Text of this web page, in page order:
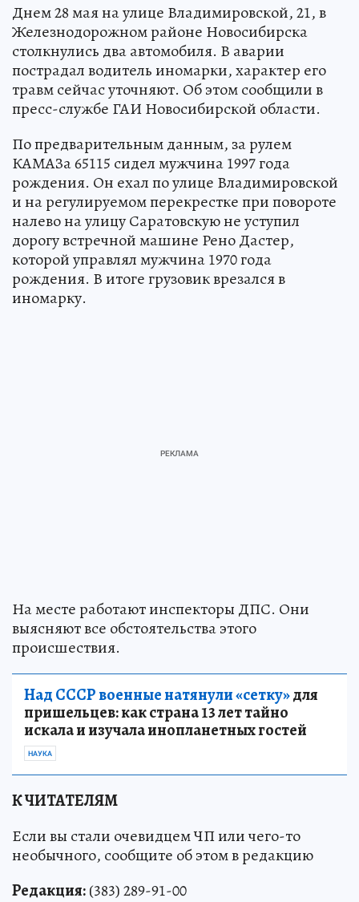
Днем 28 мая на улице Владимировской, 21, в
Железнодорожном районе Новосибирска
столкнулись два автомобиля. В аварии
пострадал водитель иномарки, характер его
травм сейчас уточняют. Об этом сообщили в
пресс-службе ГАИ Новосибирской области.
По предварительным данным, за рулем
КАМАЗа 65115 сидел мужчина 1997 года
рождения. Он ехал по улице Владимировской
и на регулируемом перекрестке при повороте
налево на улицу Саратовскую не уступил
дорогу встречной машине Рено Дастер,
которой управлял мужчина 1970 года
рождения. В итоге грузовик врезался в
иномарку.
На месте работают инспекторы ДПС. Они
выясняют все обстоятельства этого
происшествия.
Над СССР военные натянули «сетку»для
пришельцев: как страна 13 лет тайно
искала и изучала инопланетных гостей
НАУКА
К ЧИТАТЕЛЯМ
Если вы стали очевидцем ЧП или чего-то
необычного, сообщите об этом в редакцию
Редакция:(383) 289-91-00